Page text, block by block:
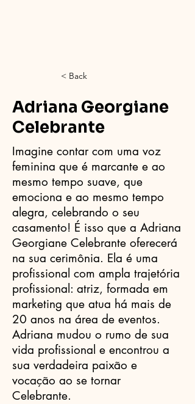
< Back
Adriana Georgiane
Celebrante
Imagine contar com uma voz
feminina que é marcante e ao
mesmo tempo suave, que
emociona e ao mesmo tempo
alegra, celebrando o seu
casamento! É isso que a Adriana
Georgiane Celebrante oferecerá
na sua cerimônia. Ela é uma
profissional com ampla trajetória
profissional: atriz, formada em
marketing que atua há mais de
20 anos na área de eventos.
Adriana mudou o rumo de sua
vida profissional e encontrou a
sua verdadeira paixão e
vocação ao se tornar
Celebrante.